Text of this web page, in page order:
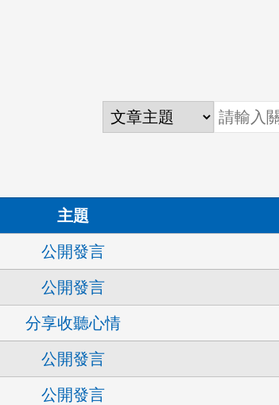
主題
公開發言
公開發言
分享收聽心情
公開發言
公開發言